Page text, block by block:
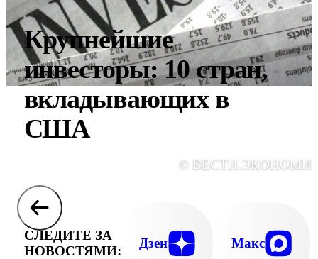
Крупнейшие
инвесторы: 10 стран,
вкладывающих в
США
©
СЛЕДИТЕ ЗА
НОВОСТЯМИ:
Дзен Макс